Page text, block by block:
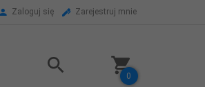
Zaloguj się Zarejestruj mnie
0